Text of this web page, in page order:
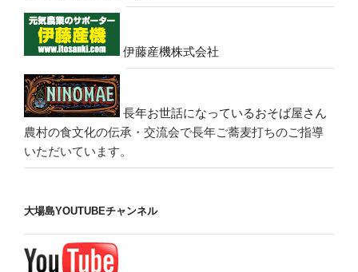
伊藤産機株式会社
長年お世話になっているおそば屋さん
農村の食文化の伝承・交流会で長年ご蕎麦打ちのご指導
いただいています。
大場島YOUTUBEチャンネル